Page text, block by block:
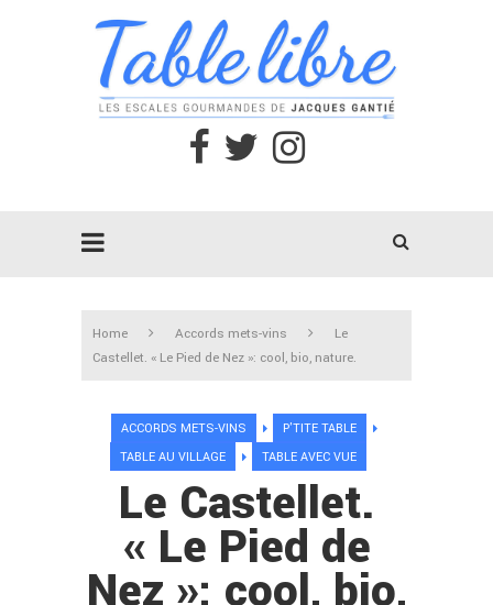
Home Accords mets-vins
Le
Castellet. « Le Pied de Nez »: cool, bio, nature.
ACCORDS METS-VINS
P'TITE TABLE
TABLE AU VILLAGE
TABLE AVEC VUE
Le Castellet.
« Le Pied de
Nez »: cool, bio,